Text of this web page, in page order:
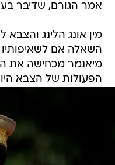
אמר הגורם, שדיבר
מין אונג הלינג והצבא
השאלה אם לשאיפותיו
מיאנמר מכחישה את
הפעולות של הצבא